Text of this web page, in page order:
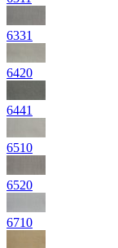
6331
6420
6441
6510
6520
6710